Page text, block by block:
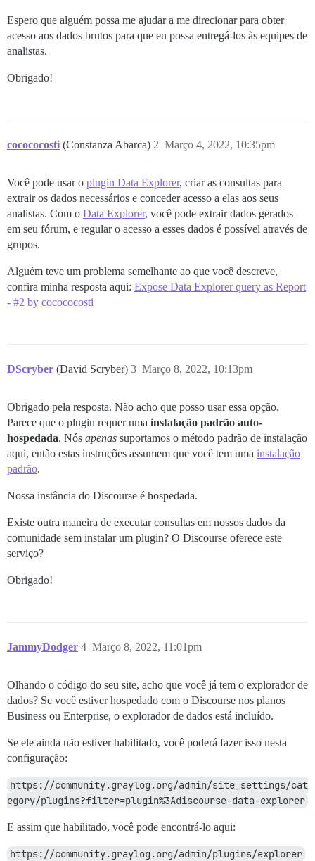
Espero que alguém possa me ajudar a me direcionar para obter
acesso aos dados brutos para que eu possa entregá-los às equipes de
analistas.
Obrigado!
cocococosti (Constanza Abarca) Março 4, 2022, 10:35pm
2
Você pode usar o plugin Data Explorer, criar as consultas para
extrair os dados necessários e conceder acesso a elas aos seus
analistas. Com o Data Explorer, você pode extrair dados gerados
em seu fórum, e regular o acesso a esses dados é possível através de
grupos.
Alguém teve um problema semelhante ao que você descreve,
confira minha resposta aqui: Expose Data Explorer query as Report
- #2 by cocococosti
DScryber (David Scryber) Março 8, 2022, 10:13pm
3
Obrigado pela resposta. Não acho que posso usar essa opção.
Parece que o plugin requer uma instalação padrão auto-
hospedada. Nós apenas suportamos o método padrão de instalação
aqui, então estas instruções assumem que você tem uma instalação
padrão.
Nossa instância do Discourse é hospedada.
Existe outra maneira de executar consultas em nossos dados da
comunidade sem instalar um plugin? O Discourse oferece este
serviço?
Obrigado!
JammyDodger Março 8, 2022, 11:01pm
4
Olhando o código do seu site, acho que você já tem o explorador de
dados? Se você estiver hospedado com o Discourse nos planos
Business ou Enterprise, o explorador de dados está incluído.
Se ele ainda não estiver habilitado, você poderá fazer isso nesta
configuração:
https://community.graylog.org/admin/site_settings/cat
egory/plugins?filter=plugin%3Adiscourse-data-explorer
E assim que habilitado, você pode encontrá-lo aqui:
https://community.graylog.org/admin/plugins/explorer